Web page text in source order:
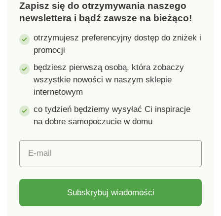
dużo miejsca w Twoim
domu i będą
przygotowane do
wykorzystania w
każdej chwili. Po
odwróceniu koszy
powstaną 4 wspaniałe
miejsca do siedzenia
Zestaw zawiera: 1
większy kosz z
(długość 44,7 cm,
szerokość 44,7 cm,
wysokość 45 cm), 4
mniejsze kosze bez
pokrywki o
Zapisz się do otrzymywania naszego
newslettera i bądź zawsze na bieżąco!
otrzymujesz preferencyjny dostęp do zniżek i
promocji
będziesz pierwszą osobą, która zobaczy
wszystkie nowości w naszym sklepie
internetowym
co tydzień będziemy wysyłać Ci inspiracje
na dobre samopoczucie w domu
E-mail
Subskrybuj wiadomości